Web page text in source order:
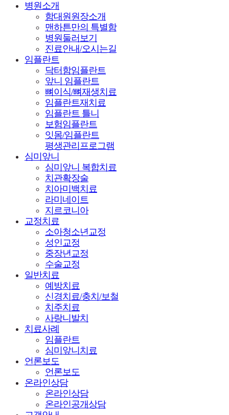
병원소개
함대원원장소개
맨하튼만의 특별함
병원둘러보기
진료안내/오시는길
임플란트
닥터함임플란트
앞니 임플란트
뼈이식/뼈재생치료
임플란트재치료
임플란트 틀니
보험임플란트
잇몸/임플란트
평생관리프로그램
심미앞니
심미앞니 복합치료
치관확장술
치아미백치료
라미네이트
지르코니아
교정치료
소아청소년교정
성인교정
중장년교정
수술교정
일반치료
예방치료
신경치료/충치/보철
치주치료
사랑니발치
치료사례
임플란트
심미앞니치료
언론보도
언론보도
온라인상담
온라인상담
온라인공개상담